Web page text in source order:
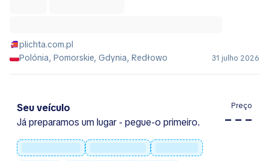
plichta.com.pl
Polónia, Pomorskie, Gdynia, Redłowo
31 julho 2026
Seu veículo
Já preparamos um lugar - pegue-o primeiro.
Preço
– – –